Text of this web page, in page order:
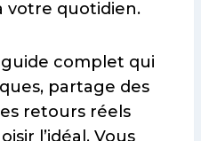
votre quotidien.
complet qui
partage des
retours réels
l’idéal. Vous